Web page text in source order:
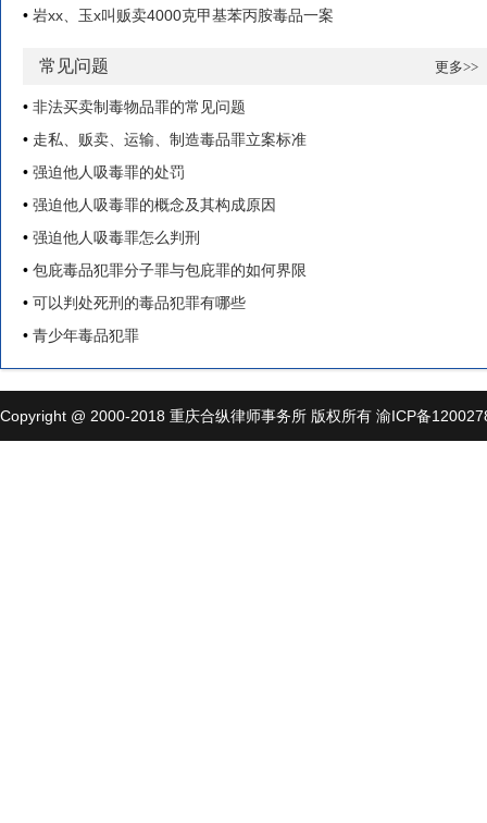
• 岩xx、玉x叫贩卖4000克甲基苯丙胺毒品一案
常见问题 更多>>
• 非法买卖制毒物品罪的常见问题
• 走私、贩卖、运输、制造毒品罪立案标准
• 强迫他人吸毒罪的处罚
• 强迫他人吸毒罪的概念及其构成原因
• 强迫他人吸毒罪怎么判刑
• 包庇毒品犯罪分子罪与包庇罪的如何界限
• 可以判处死刑的毒品犯罪有哪些
• 青少年毒品犯罪
Copyright @ 2000-2018 重庆合纵律师事务所 版权所有 渝ICP备